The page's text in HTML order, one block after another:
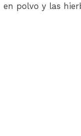
polvo y las